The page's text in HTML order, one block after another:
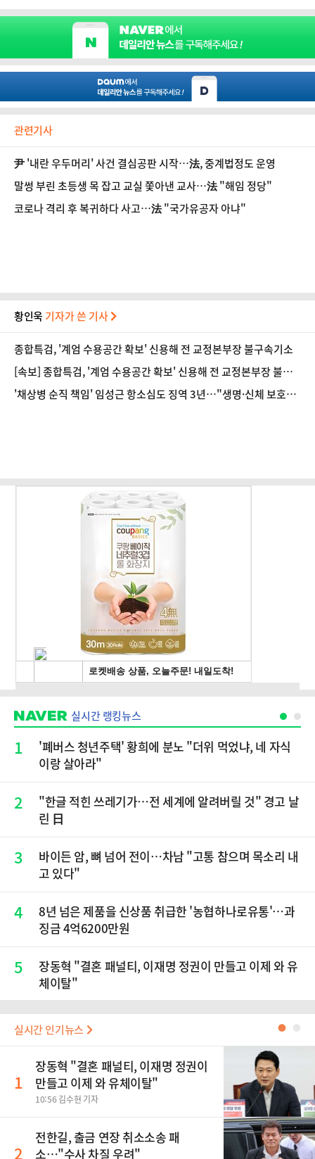
관련기사
尹 '내란 우두머리' 사건 결심공판 시작…法, 중계법정도 운영
말썽 부린 초등생 목 잡고 교실 쫓아낸 교사…法 "해임 정당"
코로나 격리 후 복귀하다 사고…法 "국가유공자 아냐"
황인욱 기자가 쓴 기사
종합특검, '계엄 수용공간 확보' 신용해 전 교정본부장 불구속기소
[속보] 종합특검, '계엄 수용공간 확보' 신용해 전 교정본부장 불구
속기소
'채상병 순직 책임' 임성근 항소심도 징역 3년…"생명·신체 보호
실시간 랭킹뉴스
1
'폐버스 청년주택' 황희에 분노 "더위 먹었냐, 네 자식
이랑 살아라"
2
"한글 적힌 쓰레기가…전 세계에 알려버릴 것" 경고 날
린 日
3
바이든 암, 뼈 넘어 전이…차남 "고통 참으며 목소리 내
고 있다"
4
8년 넘은 제품을 신상품 취급한 '농협하나로유통'…과
징금 4억6200만원
5
장동혁 "결혼 패널티, 이재명 정권이 만들고 이제 와 유
체이탈"
실시간 인기뉴스 ●
1
장동혁 "결혼 패널티, 이재명 정권이
만들고 이제 와 유체이탈"
10:56 김수현 기자
2
전한길, 출금 연장 취소소송 패
소…"수사 차질 우려"